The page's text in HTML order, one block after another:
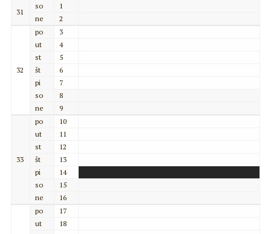
31
so
1
ne
2
32
po
3
ut
4
st
5
št
6
pi
7
so
8
ne
9
33
po
10
ut
11
st
12
št
13
pi
14
so
15
ne
16
po
17
ut
18